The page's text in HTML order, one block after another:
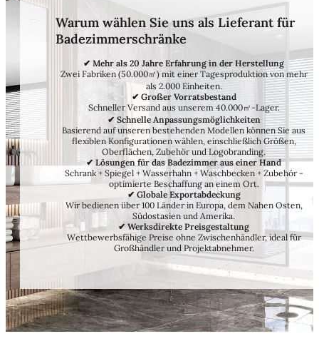
Warum wählen Sie uns als Lieferant für
Badezimmerschränke
✔ Mehr als 20 Jahre Erfahrung in der Herstellung
Zwei Fabriken (50.000㎡) mit einer Tagesproduktion von mehr
als 2.000 Einheiten.
✔ Großer Vorratsbestand
Schneller Versand aus unserem 40.000㎡-Lager.
✔ Schnelle Anpassungsmöglichkeiten
Basierend auf unseren bestehenden Modellen können Sie aus
flexiblen Konfigurationen wählen, einschließlich Größen,
Oberflächen, Zubehör und Logobranding.
✔ Lösungen für das Badezimmer aus einer Hand
Schrank + Spiegel + Wasserhahn + Waschbecken + Zubehör -
optimierte Beschaffung an einem Ort.
✔ Globale Exportabdeckung
Wir bedienen über 100 Länder in Europa, dem Nahen Osten,
Südostasien und Amerika.
✔ Werksdirekte Preisgestaltung
Wettbewerbsfähige Preise ohne Zwischenhändler, ideal für
Großhändler und Projektabnehmer.